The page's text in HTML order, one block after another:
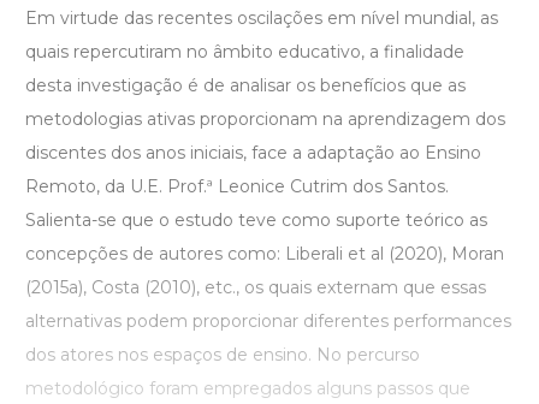
Em virtude das recentes oscilações em nível mundial, as
quais repercutiram no âmbito educativo, a finalidade
desta investigação é de analisar os benefícios que as
metodologias ativas proporcionam na aprendizagem dos
discentes dos anos iniciais, face a adaptação ao Ensino
Remoto, da U.E. Prof.ª Leonice Cutrim dos Santos.
Salienta-se que o estudo teve como suporte teórico as
concepções de autores como: Liberali et al (2020), Moran
(2015a), Costa (2010), etc., os quais externam que essas
alternativas podem proporcionar diferentes performances
dos atores nos espaços de ensino. No percurso
metodológico foram empregados alguns passos que